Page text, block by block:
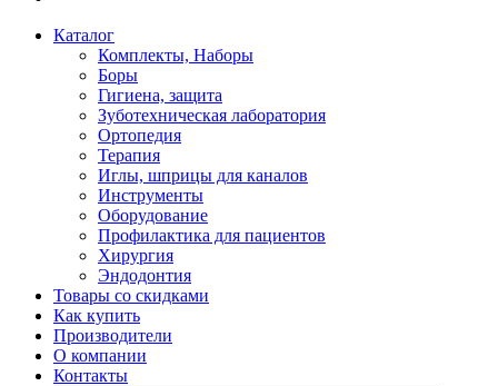
Каталог
Комплекты, Наборы
Боры
Гигиена, защита
Зуботехническая лаборатория
Ортопедия
Терапия
Иглы, шприцы для каналов
Инструменты
Оборудование
Профилактика для пациентов
Хирургия
Эндодонтия
Товары со скидками
Как купить
Производители
О компании
Контакты